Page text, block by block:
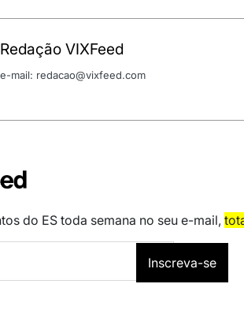
Redação VIXFeed
e-mail: redacao@vixfeed.com
do ES toda semana no seu e-mail,